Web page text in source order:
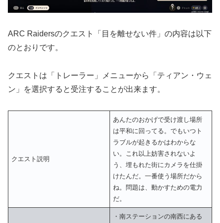
ARC Raidersのクエスト「目を離せない件」の内容は以下
のとおりです。
クエストは「トレーラー」メニューから「ティアン・ウェ
ン」を選択すると受注することが出来ます。
クエスト説明
あんたのおかげで受け渡し場所
は平和に回ってる。でもいつト
ラブルが起きるかはわからな
い。これ以上妨害されないよ
う、埋もれた街にカメラを仕掛
けたんだ。一番使う場所だから
ね。問題は、動かすための電力
だ。
・南ステーションの南西にある